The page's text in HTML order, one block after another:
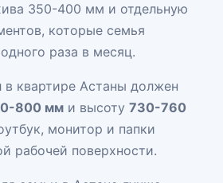
350-400 мм и отдельную
которые семья
раза в месяц.
квартире Астаны должен
800 мми высоту 730-760
монитор и папки
рабочей поверхности.